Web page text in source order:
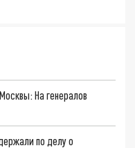
На генералов
по делу о